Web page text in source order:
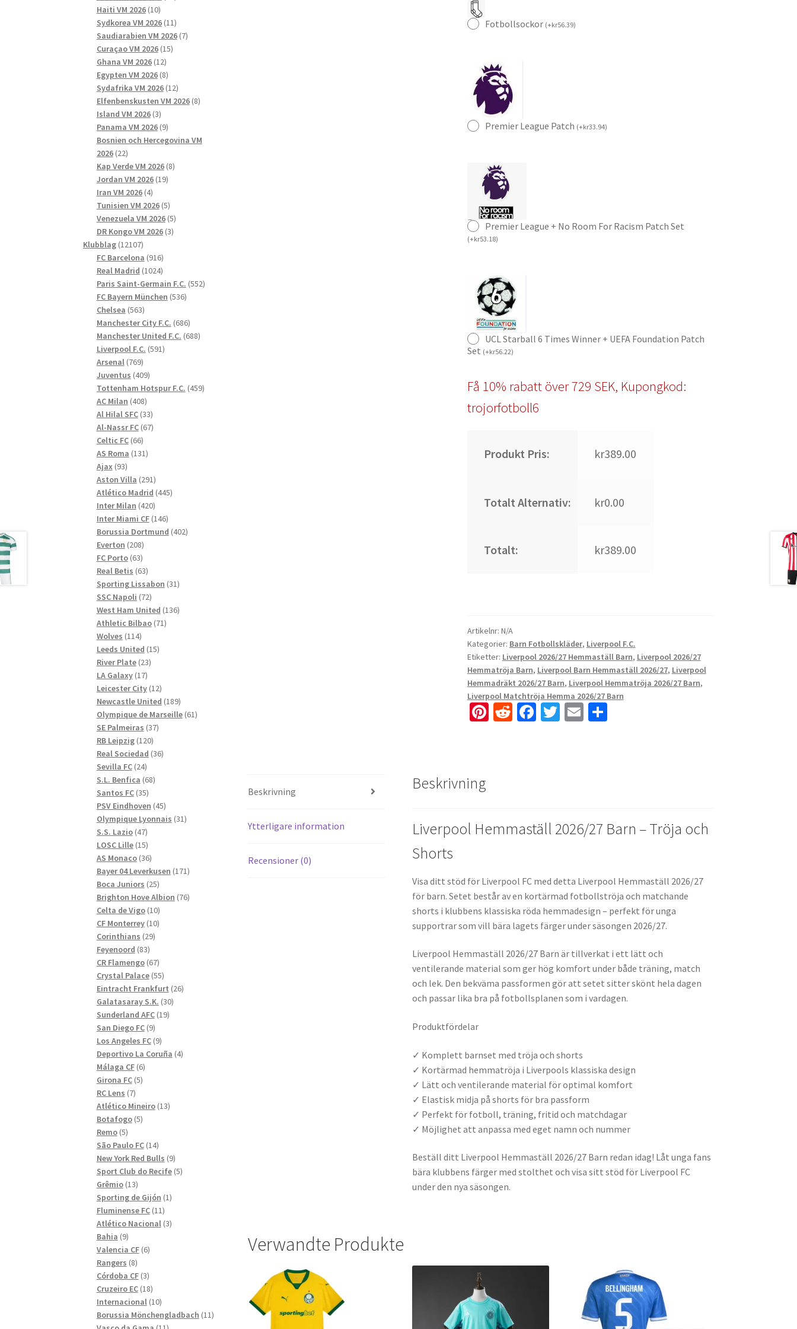
Fotbollsockor (+kr56.39)
Premier League Patch (+kr33.94)
Premier League + No Room For Racism Patch Set
(+kr53.18)
UCL Starball 6 Times Winner + UEFA Foundation Patch
Set (+kr56.22)
Få 10% rabatt över 729 SEK, Kupongkod:
trojorfotboll6
Produkt Pris: kr389.00
Totalt Alternativ: kr0.00
Totalt: kr389.00
Artikelnr: N/A
Kategorier: Barn Fotbollskläder, Liverpool F.C.
Etiketter: Liverpool 2026/27 Hemmaställ Barn, Liverpool 2026/27
Hemmatröja Barn, Liverpool Barn Hemmaställ 2026/27, Liverpool
Hemmadräkt 2026/27 Barn, Liverpool Hemmatröja 2026/27 Barn,
Liverpool Matchtröja Hemma 2026/27 Barn
Pi R Fa T E D
Beskrivning
Ytterligare information
Recensioner (0)
Beskrivning
Liverpool Hemmaställ 2026/27 Barn – Tröja och
Shorts
Visa ditt stöd för Liverpool FC med detta Liverpool Hemmaställ 2026/27
för barn. Setet består av en kortärmad fotbollströja och matchande
shorts i klubbens klassiska röda hemmadesign – perfekt för unga
supportrar som vill bära lagets färger under säsongen 2026/27.
Liverpool Hemmaställ 2026/27 Barn är tillverkat i ett lätt och
ventilerande material som ger hög komfort under både träning, match
och lek. Den bekväma passformen gör att setet sitter skönt hela dagen
och passar lika bra på fotbollsplanen som i vardagen.
Produktfördelar
✓ Komplett barnset med tröja och shorts
✓ Kortärmad hemmatröja i Liverpools klassiska design
✓ Lätt och ventilerande material för optimal komfort
✓ Elastisk midja på shorts för bra passform
✓ Perfekt för fotboll, träning, fritid och matchdagar
✓ Möjlighet att anpassa med eget namn och nummer
Beställ ditt Liverpool Hemmaställ 2026/27 Barn redan idag! Låt unga fans
bära klubbens färger med stolthet och visa sitt stöd för Liverpool FC
under den nya säsongen.
Verwandte Produkte
Haiti VM 2026 1010
produkter
Sydkorea VM 2026 1111
produkter
Saudiarabien VM 2026 77
Curaçao VM 2026 1515
Ghana VM 2026 1212
produkter
Egypten VM 2026 88
produkter
Sydafrika VM 2026 1212
produkter
Elfenbenskusten VM 2026 88
Island VM 2026 33
produkter
Panama VM 2026 99
produkter
Bosnien och Hercegovina VM
2026 2222
produkter
Kap Verde VM 2026 88
Jordan VM 2026 1919
Iran VM 2026 44
produkter
Tunisien VM 2026 55
produkter
Venezuela VM 2026 55
produkter
DR Kongo VM 2026 33
Klubblag 1210712107
produkter
FC Barcelona 916916
produkter
Real Madrid 10241024
produkter
Paris Saint-Germain F.C. 552552
FC Bayern München 536536
Chelsea 563563
produkter
Manchester City F.C. 686686
produkter
Manchester United F.C. 688688
Liverpool F.C. 591591
Arsenal 769769
produkter
Juventus 409409
produkter
Tottenham Hotspur F.C. 459459
AC Milan 408408
produkter
Al Hilal SFC 3333
produkter
Al-Nassr FC 6767
Celtic FC 6666
produkter
AS Roma 131131
Ajax 9393
produkter
Aston Villa 291291
produkter
Atlético Madrid 445445
Inter Milan 420420
produkter
Inter Miami CF 146146
produkter
Borussia Dortmund 402402
Everton 208208
produkter
FC Porto 6363
produkter
Real Betis 6363
produkter
Sporting Lissabon 3131
SSC Napoli 7272
produkter
West Ham United 136136
Athletic Bilbao 7171
Wolves 114114
produkter
Leeds United 1515
River Plate 2323
LA Galaxy 1717
produkter
Leicester City 1212
produkter
Newcastle United 189189
produkter
Olympique de Marseille 6161
SE Palmeiras 3737
RB Leipzig 120120
produkter
Real Sociedad 3636
Sevilla FC 2424
produkter
S.L. Benfica 6868
Santos FC 3535
produkter
PSV Eindhoven 4545
produkter
Olympique Lyonnais 3131
S.S. Lazio 4747
produkter
LOSC Lille 1515
produkter
AS Monaco 3636
produkter
Bayer 04 Leverkusen 171171
Boca Juniors 2525
produkter
Brighton Hove Albion 7676
Celta de Vigo 1010
produkter
CF Monterrey 1010
Corinthians 2929
Feyenoord 8383
produkter
CR Flamengo 6767
produkter
Crystal Palace 5555
produkter
Eintracht Frankfurt 2626
Galatasaray S.K. 3030
Sunderland AFC 1919
San Diego FC 99
produkter
Los Angeles FC 99
produkter
Deportivo La Coruña 44
Málaga CF 66
produkter
Girona FC 55
RC Lens 77
produkter
Atlético Mineiro 1313
Botafogo 55
Remo 55
produkter
São Paulo FC 1414
produkter
New York Red Bulls 99
produkter
Sport Club do Recife 55
Grêmio 1313
produkter
Sporting de Gijón 11
Fluminense FC 1111
produkter
Atlético Nacional 33
Bahia 99
produkter
Valencia CF 66
Rangers 88
produkter
Córdoba CF 33
produkter
Cruzeiro EC 1818
produkter
Internacional 1010
produkter
Borussia Mönchengladbach 1111